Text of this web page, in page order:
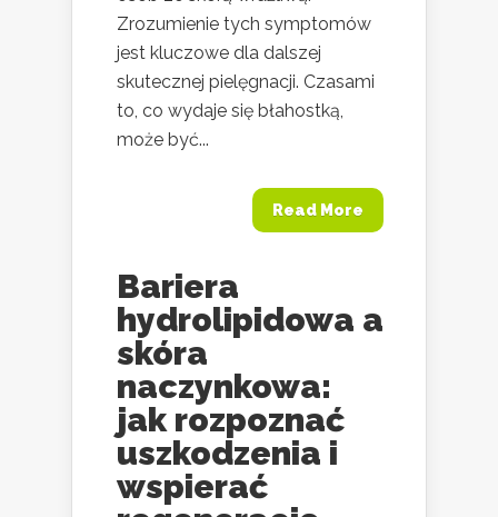
Zrozumienie tych symptomów
jest kluczowe dla dalszej
skutecznej pielęgnacji. Czasami
to, co wydaje się błahostką,
może być...
Read More
Bariera
hydrolipidowa a
skóra
naczynkowa:
jak rozpoznać
uszkodzenia i
wspierać